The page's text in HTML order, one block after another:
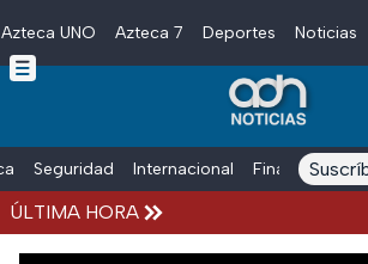
Skip to main content
Azteca UNO Azteca 7 Deportes Noticias
Seguridad Internacional Finanzas
ÚLTIMA HORA